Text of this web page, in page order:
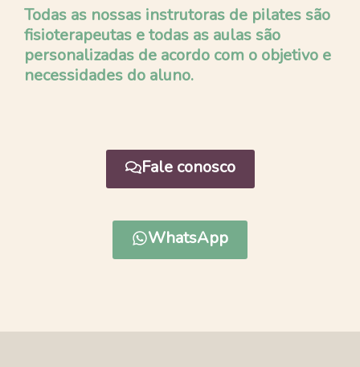
Todas as nossas instrutoras de pilates são
fisioterapeutas e todas as aulas são
personalizadas de acordo com o objetivo e
necessidades do aluno.
Fale conosco
WhatsApp